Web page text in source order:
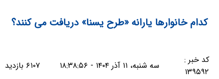
کدام خانوارها یارانه «طرح یسنا» دریافت می کنند؟
کد خبر :
۱۳۹۵۹۲
سه شنبه، ۱۱ آذر ۱۴۰۴ - ۱۸:۳۸:۵۶ ۶۱۰۷ بازدید